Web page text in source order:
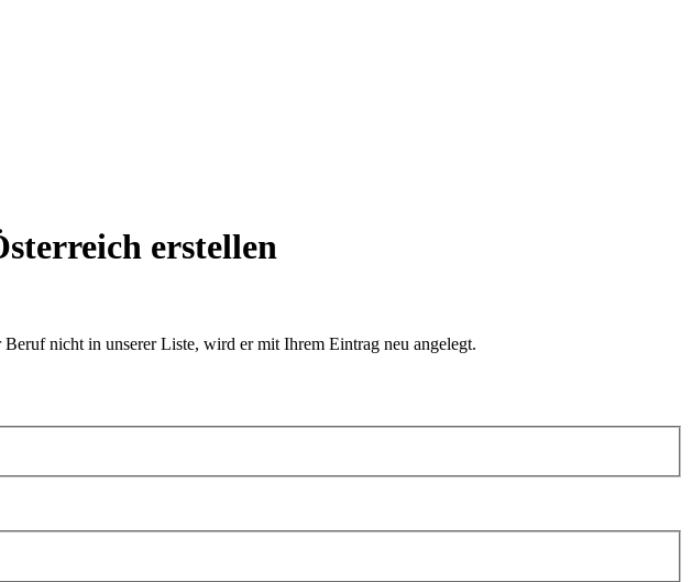
erstellen
nicht in unserer Liste, wird er mit Ihrem Eintrag neu angelegt.